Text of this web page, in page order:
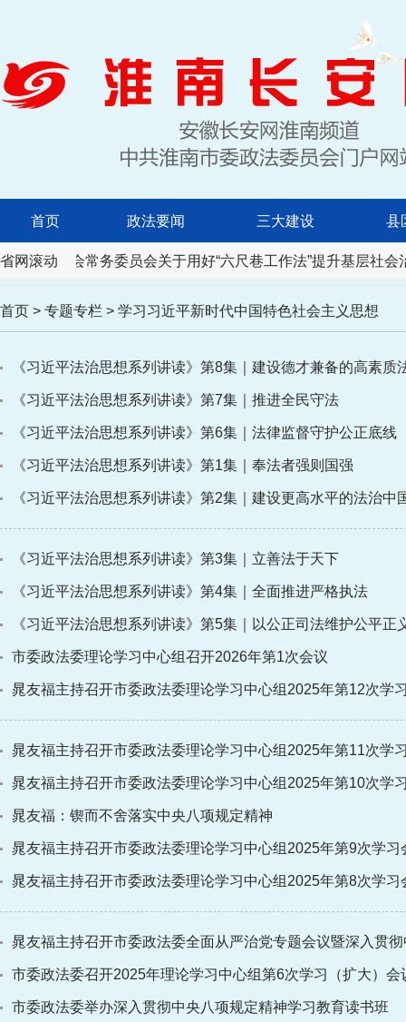
首页 政法要闻 三大建设 县
省网滚动
代表大会常务委员会关于用好“六尺巷工作法”提升基层社会
首页 > 专题专栏 > 学习习近平新时代中国特色社会主义思想
《习近平法治思想系列讲读》第8集｜建设德才兼备的高素质
《习近平法治思想系列讲读》第7集｜推进全民守法
《习近平法治思想系列讲读》第6集｜法律监督守护公正底线
《习近平法治思想系列讲读》第1集｜奉法者强则国强
《习近平法治思想系列讲读》第2集｜建设更高水平的法治中
《习近平法治思想系列讲读》第3集｜立善法于天下
《习近平法治思想系列讲读》第4集｜全面推进严格执法
《习近平法治思想系列讲读》第5集｜以公正司法维护公平正
市委政法委理论学习中心组召开2026年第1次会议
晁友福主持召开市委政法委理论学习中心组2025年第12次学
晁友福主持召开市委政法委理论学习中心组2025年第11次学
晁友福主持召开市委政法委理论学习中心组2025年第10次学
晁友福：锲而不舍落实中央八项规定精神
晁友福主持召开市委政法委理论学习中心组2025年第9次学习
晁友福主持召开市委政法委理论学习中心组2025年第8次学习
晁友福主持召开市委政法委全面从严治党专题会议暨深入贯
市委政法委召开2025年理论学习中心组第6次学习（扩大）会
市委政法委举办深入贯彻中央八项规定精神学习教育读书班